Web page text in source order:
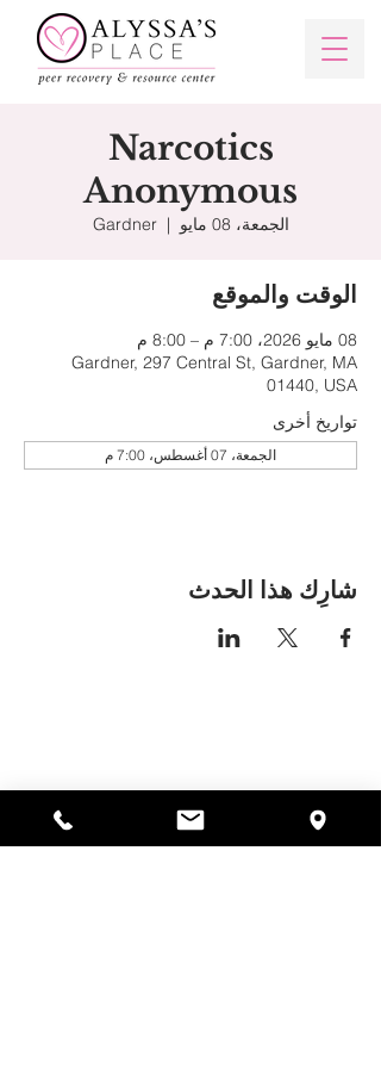
Narcotics
Anonymous
الجمعة، 08 مايو
  |
Gardner
الوقت والموقع
08 مايو 2026، 7:00 م – 8:00 م
Gardner, 297 Central St, Gardner, MA
01440, USA
تواريخ أخرى
الجمعة، 07 أغسطس، 7:00 م
شارِك هذا الحدث
ماساتشوستس 01440
978-364-0920